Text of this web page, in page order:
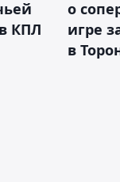
КПЛ
о
игре
в